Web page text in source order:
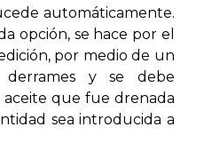
automáticamente.
opción, se hace por el
por medio de un
y se debe
que fue drenada
sea introducida a